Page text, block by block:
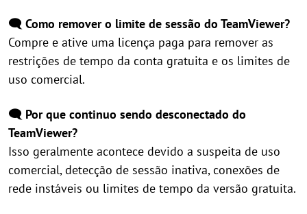
🗨️ Como remover o limite de sessão do TeamViewer?
Compre e ative uma licença paga para remover as
restrições de tempo da conta gratuita e os limites de
uso comercial.
🗨️ Por que continuo sendo desconectado do
TeamViewer?
Isso geralmente acontece devido a suspeita de uso
comercial, detecção de sessão inativa, conexões de
rede instáveis ou limites de tempo da versão gratuita.